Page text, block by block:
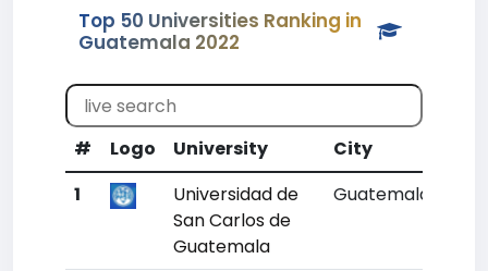
Top 50 Universities Ranking in
Guatemala 2022
# Logo University City
1
Universidad de
San Carlos de
Guatemala
Guatemala